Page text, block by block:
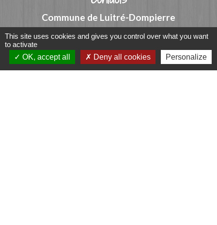
Commune de Luitré-Dompierre
14 rue de Normandie - LUITRE
35133 Luitré-Dompierre - FRANCE
+33 2 99 97 91 26
This site uses cookies and gives you control over what you want
to activate
OK, accept all
Deny all cookies Personalize